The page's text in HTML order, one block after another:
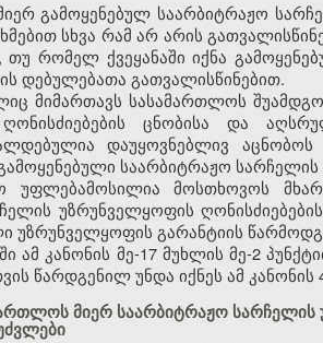
მიერ გამოყენებულ საარბიტრაჟო
სხვა რამ არ არის
თუ რომელ ქვეყანაში იქნა
დებულებათა გათვალისწინებით.
მიმართავს სასამართლოს
ღონისძიებების ცნობისა და
დაუყოვნებლივ
საარბიტრაჟო
უფლებამოსილია მოსთხოვოს
უზრუნველყოფის
უზრუნველყოფის გარანტიის
ამ კანონის მე-17 მუხლის მე-2
წარდგენილ უნდა იქნეს ამ
მიერ საარბიტრაჟო